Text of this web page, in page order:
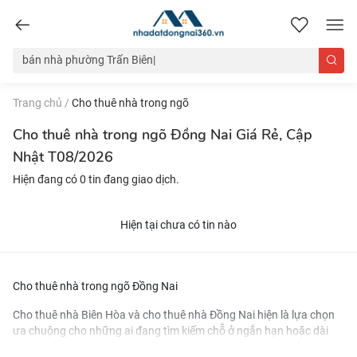
nhadatdongnai360.vn
Trang chủ / Cho thuê nhà trong ngõ
Cho thuê nhà trong ngõ Đồng Nai Giá Rẻ, Cập
Nhật T08/2026
Hiện đang có 0 tin đang giao dịch.
Hiện tại chưa có tin nào
Cho thuê nhà trong ngõ Đồng Nai
Cho thuê nhà Biên Hòa và cho thuê nhà Đồng Nai hiện là lựa chọn
ưa chuộng cho những ai đang tìm kiếm chỗ ở ngắn hạn hoặc dài